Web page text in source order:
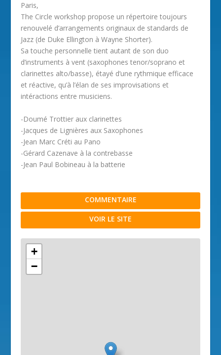
Paris,
The Circle workshop propose un répertoire toujours
renouvelé d’arrangements originaux de standards de
Jazz (de Duke Ellington à Wayne Shorter).
Sa touche personnelle tient autant de son duo
d’instruments à vent (saxophones tenor/soprano et
clarinettes alto/basse), étayé d’une rythmique efficace
et réactive, qu’à l’élan de ses improvisations et
intéractions entre musiciens.
-Doumé Trottier aux clarinettes
-Jacques de Lignières aux Saxophones
-Jean Marc Créti au Pano
-Gérard Cazenave à la contrebasse
-Jean Paul Bobineau à la batterie
COMMENTAIRE
VOIR LE SITE
+
−